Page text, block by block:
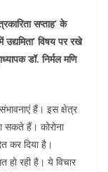
सप्ताह’ के
उद्यमिता’ विषय पर रखे
डॉ. निर्मल मणि
हैं। इस क्षेत्र
सकते हैं। कोरोना
कर दिया है।
हो रही है। ये विचार